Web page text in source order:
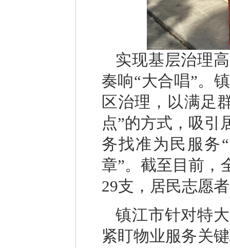
实现基层治理
奏响“大合唱”。
区治理，以满足
点”的方式，吸引
务找准为民服务
章”。截至目前，
29支，居民志愿
镇江市针对特
紧盯物业服务关